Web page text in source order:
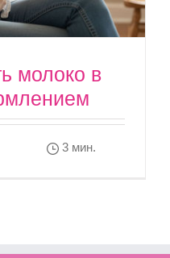
молоко в
3 мин.